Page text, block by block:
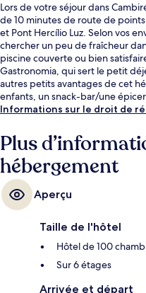
Lors de votre séjour dans
de 10 minutes de route de
et Pont Hercílio Luz. Selon vos
chercher un peu de fraîcheur
piscine couverte ou bien
Gastronomia, qui sert le petit
autres petits avantages de cet
enfants, un snack-bar/une
Informations sur le droit de
Plus
hébergement
Aperçu
Taille de l'hôtel
Hôtel de 100
Sur 6 étages
Arrivée et départ